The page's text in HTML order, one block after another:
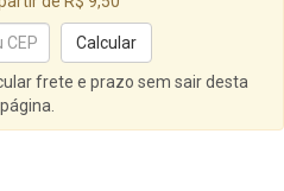
frete e prazo sem sair desta
página.